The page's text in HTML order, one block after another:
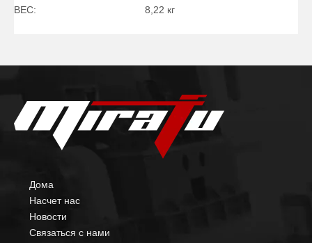
ВЕС: 8,22 кг
Дома
Насчет нас
Новости
Связаться с нами